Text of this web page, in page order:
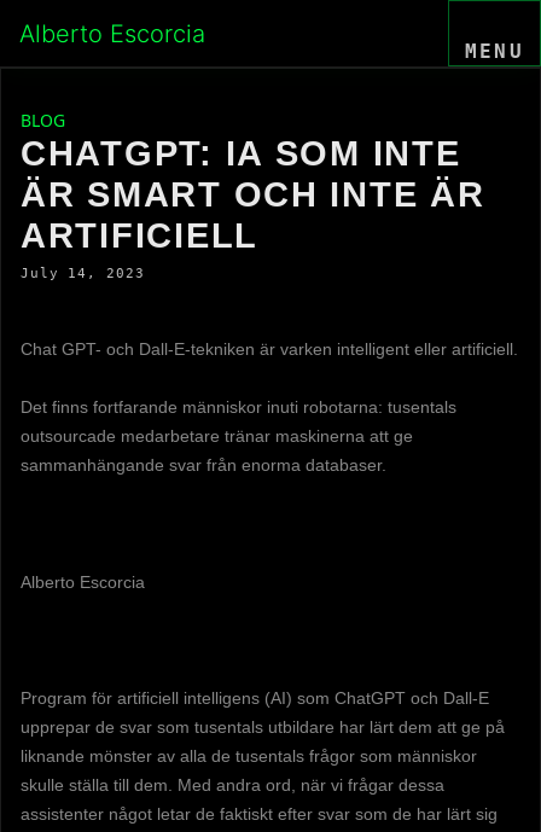
content
Alberto Escorcia
MENU
BLOG
CHATGPT: IA SOM INTE
ÄR SMART OCH INTE ÄR
ARTIFICIELL
July 14, 2023
Chat GPT- och Dall-E-tekniken är varken intelligent eller artificiell.
Det finns fortfarande människor inuti robotarna: tusentals
outsourcade medarbetare tränar maskinerna att ge
sammanhängande svar från enorma databaser.
Alberto Escorcia
Program för artificiell intelligens (AI) som ChatGPT och Dall-E
upprepar de svar som tusentals utbildare har lärt dem att ge på
liknande mönster av alla de tusentals frågor som människor
skulle ställa till dem. Med andra ord, när vi frågar dessa
assistenter något letar de faktiskt efter svar som de har lärt sig